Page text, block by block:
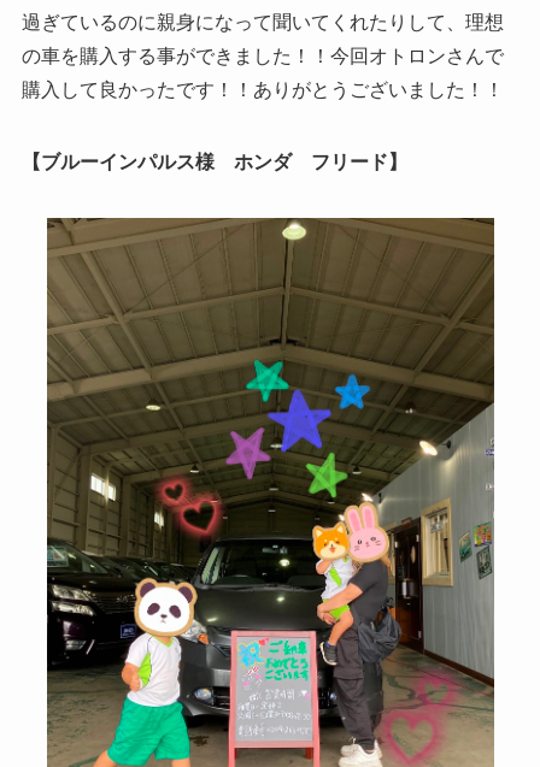
過ぎているのに親身になって聞いてくれたりして、理想
の車を購入する事ができました！！今回オトロンさんで
購入して良かったです！！ありがとうございました！！
【ブルーインパルス様 ホンダ フリード】